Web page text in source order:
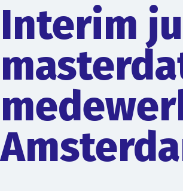
Interim